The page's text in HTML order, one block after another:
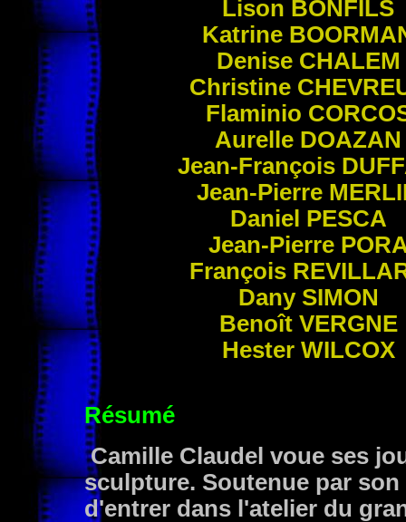
Lison BONFILS
Katrine
Denise CHALEM
Christine
Flaminio
Aurelle DOAZAN
Jean-François
Jean-Pierre
Daniel PESCA
Jean-Pierre
François
Dany SIMON
Benoît VERGNE
Hester WILCOX
Résumé
Camille Claudel voue ses
sculpture. Soutenue par
d'entrer dans l'atelier du